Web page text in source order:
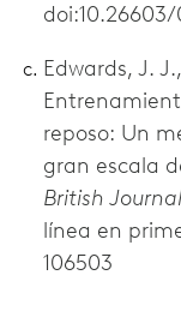
doi:10.26603/
Edwards, J.
reposo: Un
gran escala
British
línea en
106503